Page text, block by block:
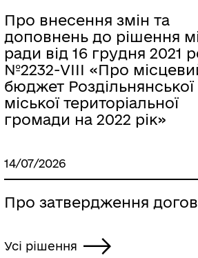
Про внесення змін та
доповнень до рішення
ради від 16 грудня 2021
№2232-VІІІ «Про
бюджет Роздільнянської
міської територіальної
громади на 2022 рік»
14/07/2026
Про затвердження
Усі рішення